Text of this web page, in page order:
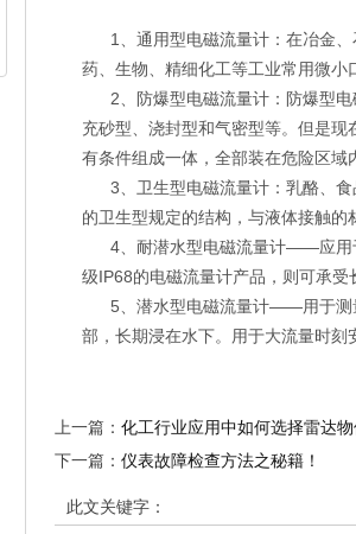
1、通用型电磁流量计：在冶金、
药、生物、精细化工等工业常用微小
2、防爆型电磁流量计：防爆型电
充砂型、浇封型和气密型等。但是
有条件组成一体，全部装在危险区域
3、卫生型电磁流量计：乳酪、食
的卫生型规定的结构，与液体接触的
4、耐潜水型电磁流量计——应用于
级IP68的电磁流量计产品，则可承受
5、潜水型电磁流量计——用于测量
部，长期浸在水下。用于大流量时刻
上一篇： 化工行业应用中如何选择雷达
下一篇： 仪表故障检查方法之秘籍！
此文关键字：